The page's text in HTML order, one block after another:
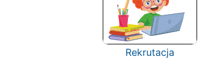
Rekrutacja